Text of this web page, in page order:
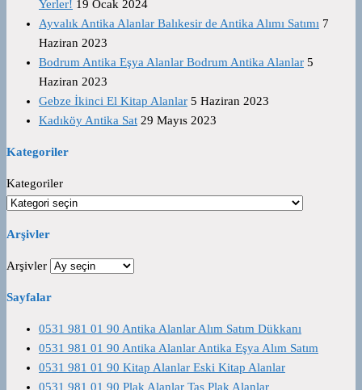
Yerler! 19 Ocak 2024
Ayvalık Antika Alanlar Balıkesir de Antika Alımı Satımı 7
Haziran 2023
Bodrum Antika Eşya Alanlar Bodrum Antika Alanlar 5
Haziran 2023
Gebze İkinci El Kitap Alanlar 5 Haziran 2023
Kadıköy Antika Sat 29 Mayıs 2023
Kategoriler
Kategoriler
Arşivler
Arşivler
Sayfalar
0531 981 01 90 Antika Alanlar Alım Satım Dükkanı
0531 981 01 90 Antika Alanlar Antika Eşya Alım Satım
0531 981 01 90 Kitap Alanlar Eski Kitap Alanlar
0531 981 01 90 Plak Alanlar Taş Plak Alanlar